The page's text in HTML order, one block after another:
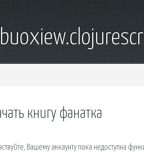
книгу фанатка
Вашему аккаунту пока недоступна